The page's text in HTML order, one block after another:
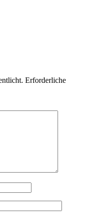
Erforderliche